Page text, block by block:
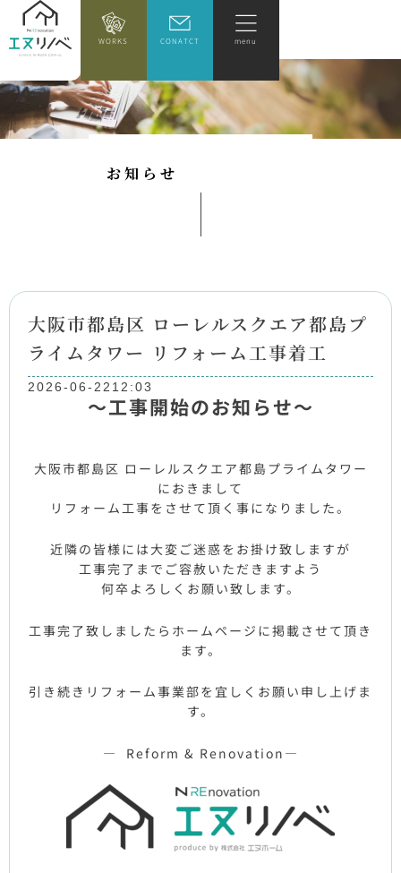
WORKS CONATCT menu
お知 ら せ
大阪市都島区 ローレルスクエア都島プ
ライムタワー リフォーム工事着工
2026-06-22 12:03
～工事開始のお知らせ～
大阪市都島区 ローレルスクエア都島プライムタワー
におきまして
リフォーム工事をさせて頂く事になりました。
近隣の皆様には大変ご迷惑をお掛け致しますが
工事完了までご容赦いただきますよう
何卒よろしくお願い致します。
工事完了致しましたらホームページに掲載させて頂き
ます。
引き続きリフォーム事業部を宜しくお願い申し上げま
す。
— Reform & Renovation—